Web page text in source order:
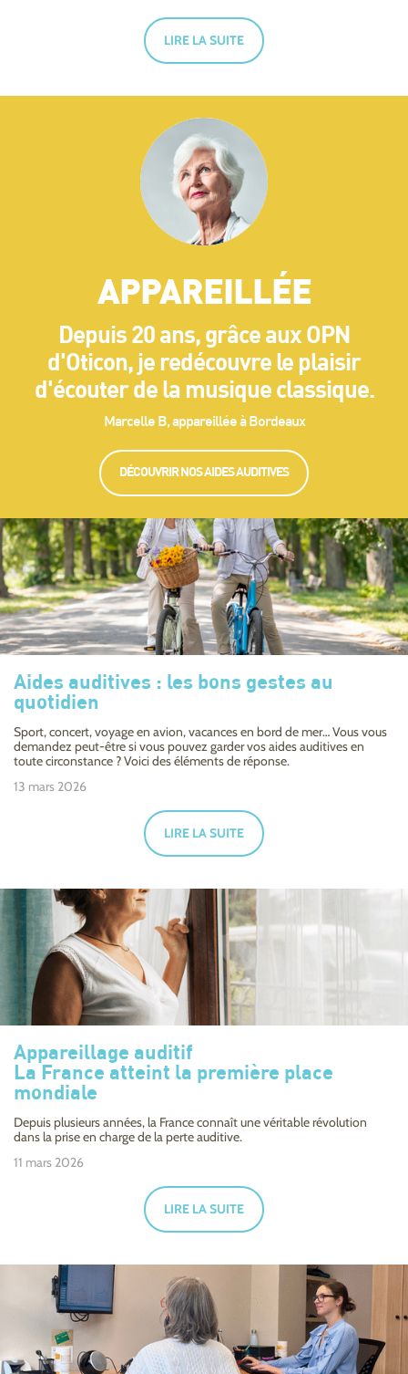
LIRE LA SUITE
APPAREILLÉE
Depuis 20 ans, grâce aux OPN
d'Oticon, je redécouvre le plaisir
d'écouter de la musique classique.
Marcelle B, appareillée à Bordeaux
DÉCOUVRIR NOS AIDES AUDITIVES
Aides auditives : les bons gestes au
quotidien
Sport, concert, voyage en avion, vacances en bord de mer… Vous vous
demandez peut-être si vous pouvez garder vos aides auditives en
toute circonstance ? Voici des éléments de réponse.
13 mars 2026
LIRE LA SUITE
Appareillage auditif
La France atteint la première place
mondiale
Depuis plusieurs années, la France connaît une véritable révolution
dans la prise en charge de la perte auditive.
11 mars 2026
LIRE LA SUITE